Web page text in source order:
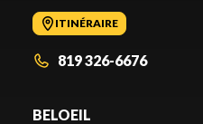
ITINÉRAIRE
819 326-6676
BELOEIL